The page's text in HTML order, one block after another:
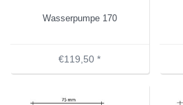
Wasserpumpe 170
€119,50 *